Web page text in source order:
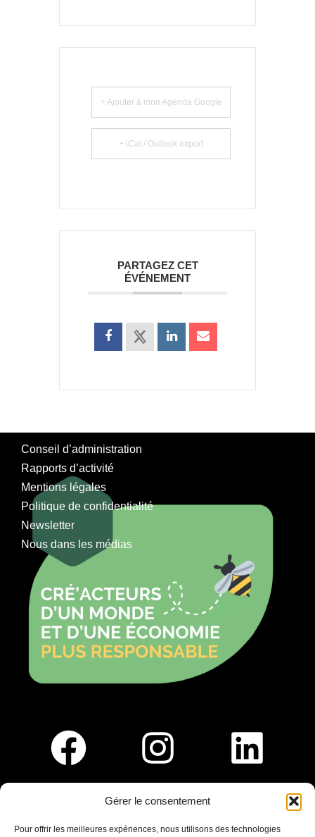
Gérer le consentement
Pour offrir les meilleures expériences, nous utilisons des technologies
+ Ajouter à mon Agenda Google
+ iCal / Outlook export
PARTAGEZ CET
ÉVÉNEMENT
Conseil d’administration
Rapports d’activité
Mentions légales
Politique de confidentialité
Newsletter
Nous dans les médias